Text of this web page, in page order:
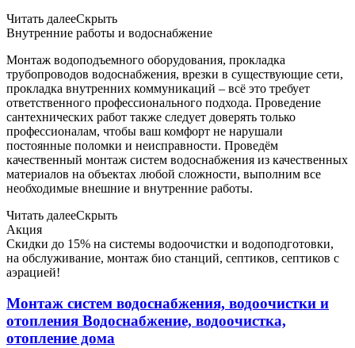
Читать далееСкрыть
Внутренние работы и водоснабжение
Монтаж водоподъемного оборудования, прокладка
трубопроводов водоснабжения, врезки в существующие сети,
прокладка внутренних коммуникаций – всё это требует
ответственного профессионального подхода. Проведение
сантехнических работ также следует доверять только
профессионалам, чтобы ваш комфорт не нарушали
постоянные поломки и неисправности. Проведём
качественный монтаж систем водоснабжения из качественных
материалов на объектах любой сложности, выполним все
необходимые внешние и внутренние работы.
Читать далееСкрыть
Акция
Скидки до 15% на системы водоочистки и водоподготовки,
на обслуживание, монтаж био станций, септиков, септиков с
аэрацией!
Монтаж систем водоснабжения, водоочистки и
отопления Водоснабжение, водоочистка,
отопление дома